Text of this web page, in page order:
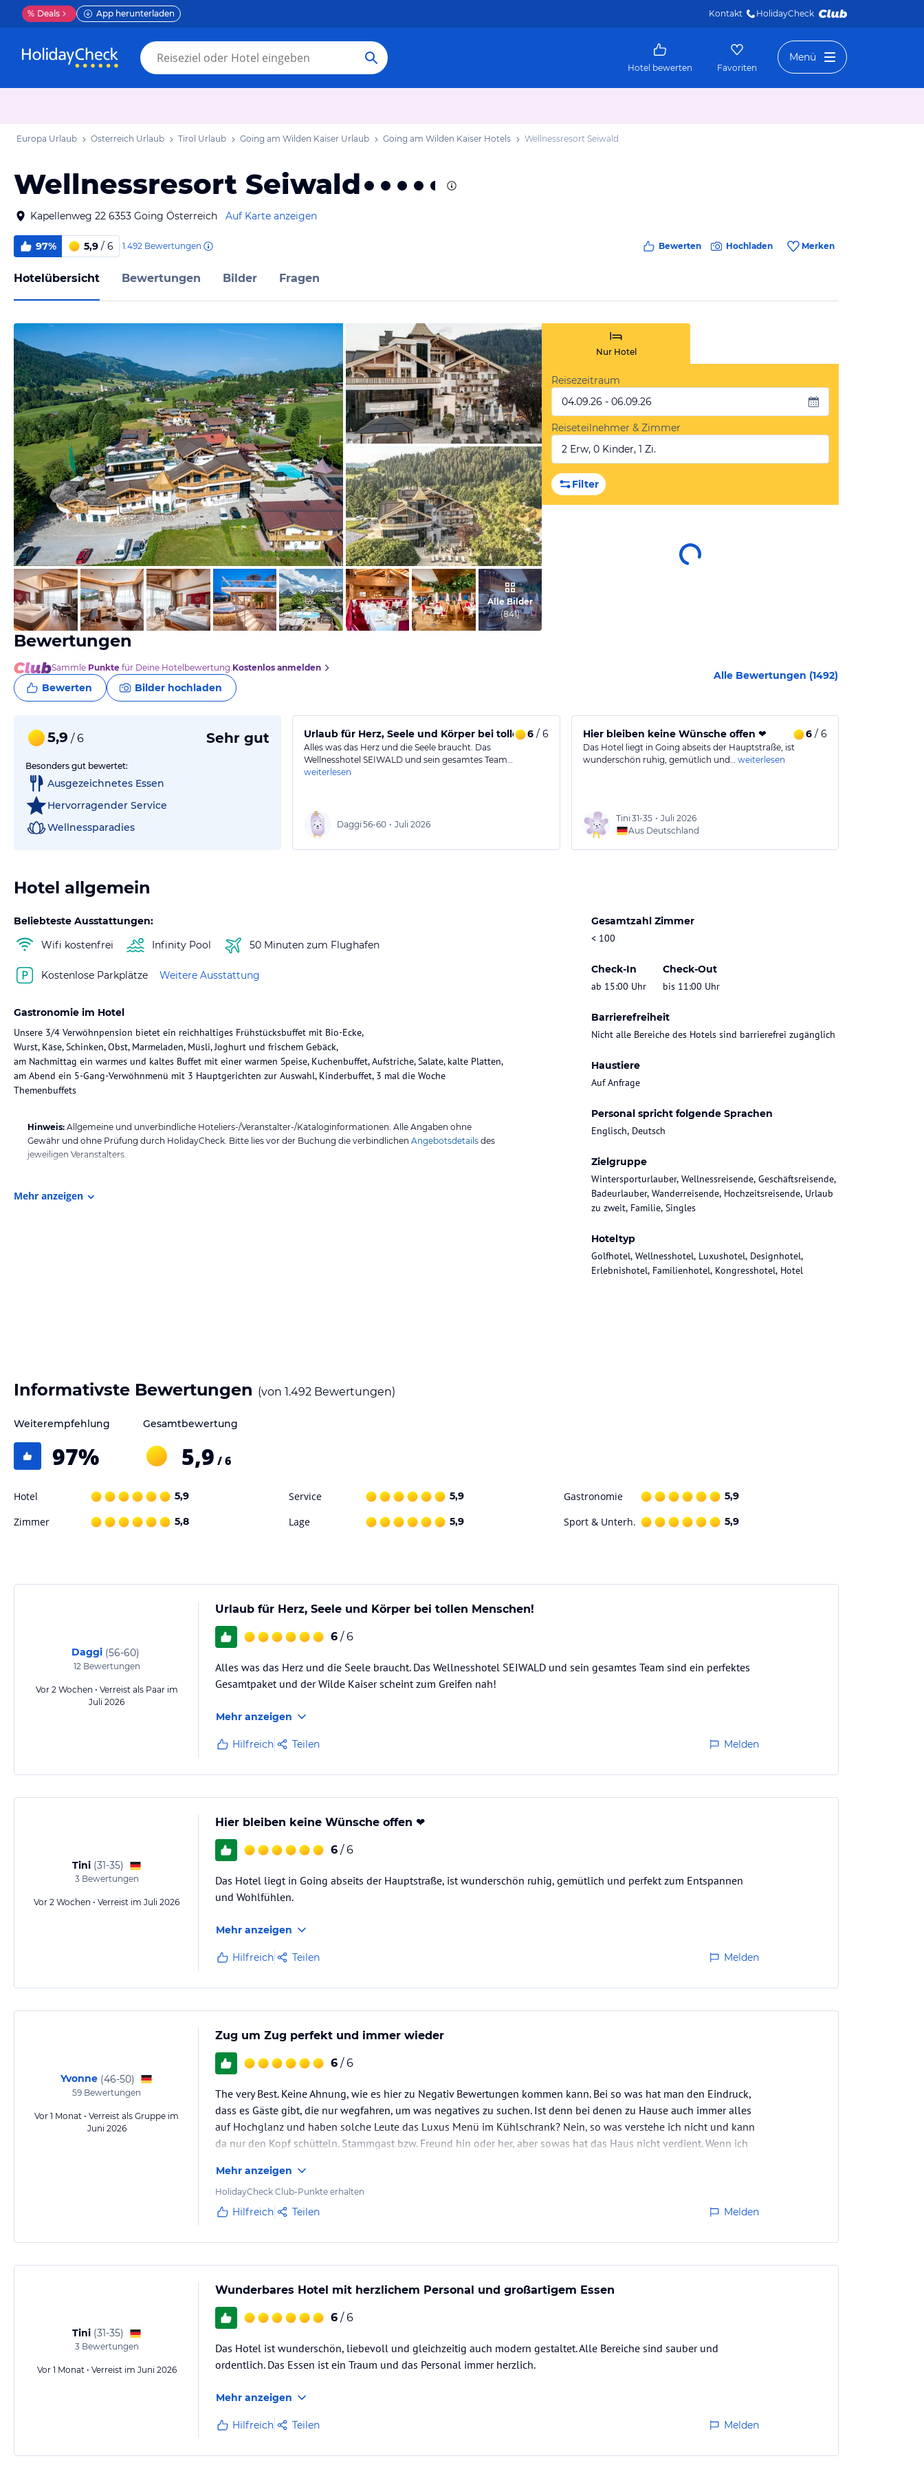
% Deals App herunterladen Kontakt HolidayCheck
Hotel bewerten Favoriten
Menü
Europa Urlaub Österreich Urlaub Tirol Urlaub Going am Wilden Kaiser Urlaub Going am Wilden Kaiser Hotels Wellnessresort Seiwald
Wellnessresort Seiwald
Kapellenweg 22 6353 Going Österreich Auf Karte anzeigen
97% 5,9 / 6 1.492 Bewertungen Bewerten Hochladen Merken
Hotelübersicht Bewertungen Bilder Fragen
vom Hotelier, Juni 2019
vom Hotelier, Februar 2024
vom Hotelier, Mai 2024
Alle Bilder
(841)
Nur Hotel
Reisezeitraum
04.09.26 - 06.09.26
Reiseteilnehmer & Zimmer
2 Erw, 0 Kinder, 1 Zi.
Filter
Bewertungen
Sammle Punkte für Deine Hotelbewertung.Kostenlos anmelden
Bewerten Bilder hochladen
Alle Bewertungen (1492)
5,9 / 6 Sehr gut
Besonders gut bewertet:
Ausgezeichnetes Essen
Hervorragender Service
Wellnessparadies
Urlaub für Herz, Seele und Körper bei tollen Menschen!
6/ 6
Alles was das Herz und die Seele braucht. Das
Wellnesshotel SEIWALD und sein gesamtes Team…
weiterlesen
Daggi 56-60 • Juli 2026
Hier bleiben keine Wünsche offen ❤️ 6/ 6
Das Hotel liegt in Going abseits der Hauptstraße, ist
wunderschön ruhig, gemütlich und… weiterlesen
Tini 31-35 • Juli 2026
Aus Deutschland
Hotel allgemein
Beliebteste Ausstattungen:
Wifi kostenfrei
Infinity Pool 50 Minuten zum Flughafen
Kostenlose Parkplätze Weitere Ausstattung
Gesamtzahl Zimmer
< 100
Check-In
ab 15:00 Uhr
Check-Out
bis 11:00 Uhr
Barrierefreiheit
Nicht alle Bereiche des Hotels sind barrierefrei zugänglich
Haustiere
Auf Anfrage
Personal spricht folgende Sprachen
Englisch, Deutsch
Zielgruppe
Wintersporturlauber, Wellnessreisende, Geschäftsreisende,
Badeurlauber, Wanderreisende, Hochzeitsreisende, Urlaub
zu zweit, Familie, Singles
Hoteltyp
Golfhotel, Wellnesshotel, Luxushotel, Designhotel,
Erlebnishotel, Familienhotel, Kongresshotel, Hotel
Gastronomie im Hotel
Unsere 3/4 Verwöhnpension bietet ein reichhaltiges Frühstücksbuffet mit Bio-Ecke,
Wurst, Käse, Schinken, Obst, Marmeladen, Müsli, Joghurt und frischem Gebäck,
am Nachmittag ein warmes und kaltes Buffet mit einer warmen Speise, Kuchenbuffet, Aufstriche, Salate, kalte Platten,
am Abend ein 5-Gang-Verwöhnmenü mit 3 Hauptgerichten zur Auswahl, Kinderbuffet, 3 mal die Woche
Themenbuffets
Hinweis: Allgemeine und unverbindliche Hoteliers-/Veranstalter-/Kataloginformationen. Alle Angaben ohne
Gewähr und ohne Prüfung durch HolidayCheck. Bitte lies vor der Buchung die verbindlichen Angebotsdetails des
jeweiligen Veranstalters.
Mehr anzeigen
Informativste Bewertungen (von 1.492 Bewertungen)
Weiterempfehlung
97%
Gesamtbewertung
5,9 / 6
Hotel 5,9 Service 5,9 Gastronomie 5,9
Zimmer 5,8 Lage 5,9 Sport & Unterh. 5,9
Daggi (56-60)
12Bewertungen
Vor 2 Wochen • Verreist als Paar im
Juli 2026
Urlaub für Herz, Seele und Körper bei tollen Menschen!
6 / 6
Alles was das Herz und die Seele braucht. Das Wellnesshotel SEIWALD und sein gesamtes Team sind ein perfektes
Gesamtpaket und der Wilde Kaiser scheint zum Greifen nah!
Mehr anzeigen
Hilfreich Teilen Melden
Tini (31-35)
3Bewertungen
Vor 2 Wochen • Verreist im Juli 2026
Hier bleiben keine Wünsche offen ❤️
6 / 6
Das Hotel liegt in Going abseits der Hauptstraße, ist wunderschön ruhig, gemütlich und perfekt zum Entspannen
und Wohlfühlen.
Mehr anzeigen
Hilfreich Teilen Melden
Yvonne (46-50)
59 Bewertungen
Vor 1 Monat • Verreist als Gruppe im
Juni 2026
Zug um Zug perfekt und immer wieder
6 / 6
The very Best. Keine Ahnung, wie es hier zu Negativ Bewertungen kommen kann. Bei so was hat man den Eindruck,
dass es Gäste gibt, die nur wegfahren, um was negatives zu suchen. Ist denn bei denen zu Hause auch immer alles
auf Hochglanz und haben solche Leute das Luxus Menü im Kühlschrank? Nein, so was verstehe ich nicht und kann
da nur den Kopf schütteln. Stammgast bzw. Freund hin oder her, aber sowas hat das Haus nicht verdient. Wenn ich
Mehr anzeigen
HolidayCheck Club-Punkte erhalten
Hilfreich Teilen Melden
Tini (31-35)
3Bewertungen
Vor 1 Monat • Verreist im Juni 2026
Wunderbares Hotel mit herzlichem Personal und großartigem Essen
6 / 6
Das Hotel ist wunderschön, liebevoll und gleichzeitig auch modern gestaltet. Alle Bereiche sind sauber und
ordentlich. Das Essen ist ein Traum und das Personal immer herzlich.
Mehr anzeigen
Hilfreich Teilen Melden